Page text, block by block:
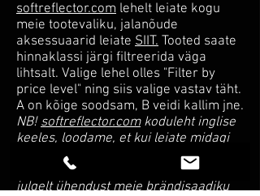
softreflector.com lehelt leiate kogu
meie tootevaliku, jalanõude
aksessuaarid leiate SIIT. Tooted saate
hinnaklassi järgi filtreerida väga
lihtsalt. Valige lehel olles "Filter by
price level" ning siis valige vastav täht.
A on kõige soodsam, B veidi kallim jne.
NB!softreflector.comkoduleht inglise
keeles, loodame, et kui leiate midagi
sobivat, soovite toodetest ja
võimalustest rohkem teada, siis võtke
julgelt ühendust meie brändisaadiku